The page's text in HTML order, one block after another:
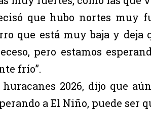
que hubo nortes muy
que está muy baja y deja
pero estamos
frío”.
2026, dijo que
a El Niño, puede ser